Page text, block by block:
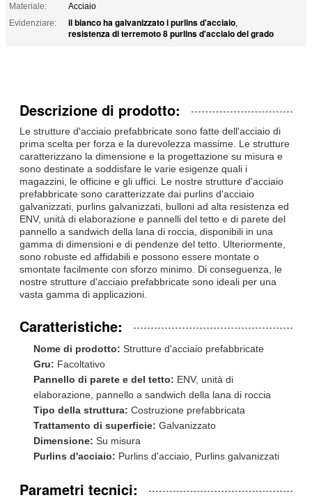
Materiale:
Acciaio
Evidenziare:
il bianco ha galvanizzato i purlins d'acciaio,
resistenza di terremoto 8 purlins d'acciaio del grado
Descrizione di prodotto:
Le strutture d'acciaio prefabbricate sono fatte dell'acciaio di
prima scelta per forza e la durevolezza massime. Le strutture
caratterizzano la dimensione e la progettazione su misura e
sono destinate a soddisfare le varie esigenze quali i
magazzini, le officine e gli uffici. Le nostre strutture d'acciaio
prefabbricate sono caratterizzate dai purlins d'acciaio
galvanizzati, purlins galvanizzati, bulloni ad alta resistenza ed
ENV, unità di elaborazione e pannelli del tetto e di parete del
pannello a sandwich della lana di roccia, disponibili in una
gamma di dimensioni e di pendenze del tetto. Ulteriormente,
sono robuste ed affidabili e possono essere montate o
smontate facilmente con sforzo minimo. Di conseguenza, le
nostre strutture d'acciaio prefabbricate sono ideali per una
vasta gamma di applicazioni.
Caratteristiche:
Nome di prodotto: Strutture d'acciaio prefabbricate
Gru: Facoltativo
Pannello di parete e del tetto: ENV, unità di
elaborazione, pannello a sandwich della lana di roccia
Tipo della struttura: Costruzione prefabbricata
Trattamento di superficie: Galvanizzato
Dimensione: Su misura
Purlins d'acciaio: Purlins d'acciaio, Purlins galvanizzati
Parametri tecnici: